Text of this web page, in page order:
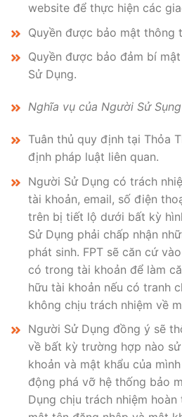
website để thực hiện các
Quyền được bảo mật thông
Quyền được bảo đảm bí
Sử Dụng.
Nghĩa vụ của Người Sử Sụng
Tuân thủ quy định tại Thỏa
định pháp luật liên quan.
Người Sử Dụng có trách
tài khoản, email, số điện
trên bị tiết lộ dưới bất kỳ
Sử Dụng phải chấp nhận
phát sinh. FPT sẽ căn cứ
có trong tài khoản để làm
hữu tài khoản nếu có tranh
không chịu trách nhiệm về
Người Sử Dụng đồng ý sẽ
về bất kỳ trường hợp nào
khoản và mật khẩu của
động phá vỡ hệ thống bảo
Dụng chịu trách nhiệm